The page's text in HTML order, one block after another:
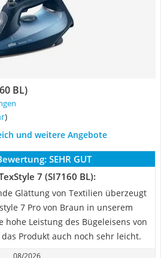
BL)
)
und weitere Angebote
SEHR GUT
7 (SI7160 BL):
Glättung von Textilien überzeugt
7 Pro von Braun in unserem
hohe Leistung des Bügeleisens von
Produkt auch noch sehr leicht.
08/2026